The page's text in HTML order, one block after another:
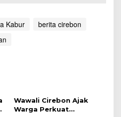
Kabur
berita cirebon
Wawali Cirebon Ajak
Warga Perkuat